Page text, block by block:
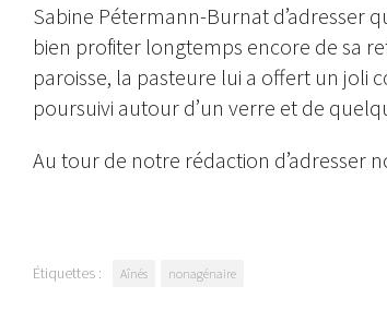
Sabine Pétermann-Burnat d’adresser
bien profiter longtemps encore de sa
paroisse, la pasteure lui a offert un joli
poursuivi autour d’un verre et de
Au tour de notre rédaction d’adresser
Étiquettes : Aînés nonagénaire